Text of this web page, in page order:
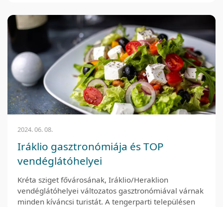
2024. 06. 08.
Iráklio gasztronómiája és TOP
vendéglátóhelyei
Kréta sziget fővárosának, Iráklio/Heraklion
vendéglátóhelyei változatos gasztronómiával várnak
minden kíváncsi turistát. A tengerparti településen